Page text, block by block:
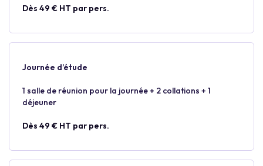
Dès 49 € HT par pers.
Journée d’étude
1 salle de réunion pour la journée + 2 collations + 1
déjeuner
Dès 49 € HT par pers.